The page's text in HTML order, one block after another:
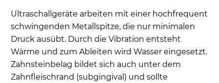
Ultraschallgeräte arbeiten mit einer hochfrequent
schwingenden Metallspitze, die nur minimalen
Druck ausübt. Durch die Vibration entsteht
Wärme und zum Ableiten wird Wasser eingesetzt.
Zahnsteinbelag bildet sich auch unter dem
Zahnfleischrand (subgingival) und sollte